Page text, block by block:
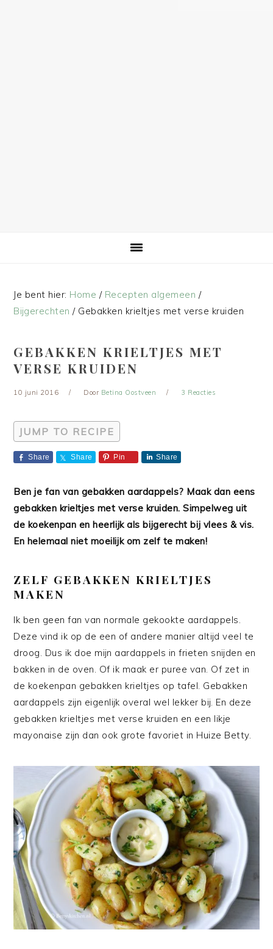
Je bent hier: Home / Recepten algemeen /
Bijgerechten /Gebakken krieltjes met verse kruiden
GEBAKKEN KRIELTJES MET
VERSE KRUIDEN
10 juni 2016 Door Betina Oostveen 3 Reacties
JUMP TO RECIPE
Share Share Pin Share
Ben je fan van gebakken aardappels? Maak dan eens
gebakken krieltjes met verse kruiden. Simpelweg uit
de koekenpan en heerlijk als bijgerecht bij vlees & vis.
En helemaal niet moeilijk om zelf te maken!
ZELF GEBAKKEN KRIELTJES
MAKEN
Ik ben geen fan van normale gekookte aardappels.
Deze vind ik op de een of andere manier altijd veel te
droog. Dus ik doe mijn aardappels in frieten snijden en
bakken in de oven. Of ik maak er puree van. Of zet in
de koekenpan gebakken krieltjes op tafel. Gebakken
aardappels zijn eigenlijk overal wel lekker bij. En deze
gebakken krieltjes met verse kruiden en een likje
mayonaise zijn dan ook grote favoriet in Huize Betty.